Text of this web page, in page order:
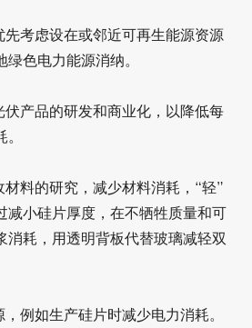
考虑设在或邻近可再生能源资源
色电力能源消纳。
产品的研发和商业化，以降低每
料的研究，减少材料消耗，“轻”
减小硅片厚度，在不牺牲质量和可
消耗，用透明背板代替玻璃减轻双
例如生产硅片时减少电力消耗。